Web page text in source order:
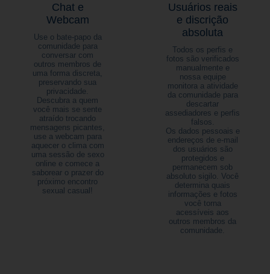
Chat e
Webcam
Use o bate-papo da
comunidade para
conversar com
outros membros de
uma forma discreta,
preservando sua
privacidade.
Descubra a quem
você mais se sente
atraído trocando
mensagens picantes,
use a webcam para
aquecer o clima com
uma sessão de sexo
online e comece a
saborear o prazer do
próximo encontro
sexual casual!
Usuários reais
e discrição
absoluta
Todos os perfis e
fotos são verificados
manualmente e
nossa equipe
monitora a atividade
da comunidade para
descartar
assediadores e perfis
falsos.
Os dados pessoais e
endereços de e-mail
dos usuários são
protegidos e
permanecem sob
absoluto sigilo. Você
determina quais
informações e fotos
você torna
acessíveis aos
outros membros da
comunidade.